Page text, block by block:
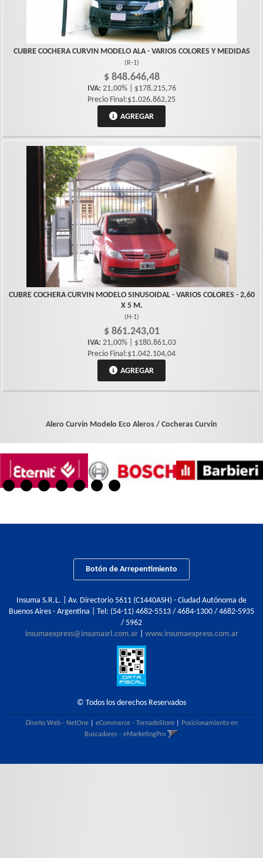
CUBRE COCHERA CURVIN MODELO ALA - VARIOS COLORES Y MEDIDAS
( R-1)
$ 848.646,48
IVA: 21,00% | $178.215,76
Precio Final:$1.026.862,25
AGREGAR
CUBRE COCHERA CURVIN MODELO SINUSOIDAL - VARIOS COLORES - 2,60
X 5 M.
( H-1)
$ 861.243,01
IVA: 21,00% | $180.861,03
Precio Final:$1.042.104,04
AGREGAR
Alero Curvin Modelo Eco Aleros / Cocheras Curvin
Botón de Arrepentimiento
Insuma S.R.L. | Av. Directorio 5611 (C1440ASH) - Ciudad Autónoma de
Buenos Aires - Argentina | Tel: (54-11) 4682-5513 / 4684-1300 / 4682-5935
/ 5962
insumaexpress@insumasrl.com.ar| www.insumaexpress.com.ar
© Todos los derechos Reservados
Diseño Web - NetOne| eCommerce - TornadoStore|
Posicionamiento en
Buscadores - eMarketingPro